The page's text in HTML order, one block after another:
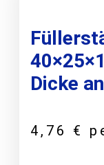
Dicke
4,76 €